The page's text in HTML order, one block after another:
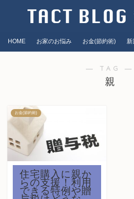
HOME お家のお悩み お金(節約術) 新
― TAG ―
親
お金(節約術)
住宅購入に親か
らの支援！利用
できる特例や贈